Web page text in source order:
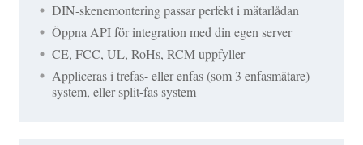
DIN-skenemontering passar perfekt i mätarlådan
Öppna API för integration med din egen server
CE, FCC, UL, RoHs, RCM uppfyller
Appliceras i trefas- eller enfas (som 3 enfasmätare)
system, eller split-fas system